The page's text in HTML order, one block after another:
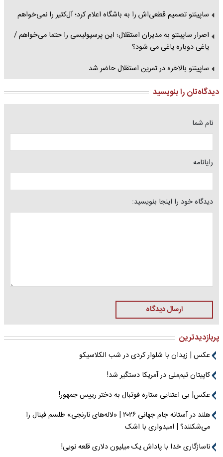
ساپینتو تصمیم قطعی‌‌اش را به باشگاه اعلام کرد؛ آل‌کثیر را نمی‌خواهم
اصرار ساپینتو به مدیران استقلال؛ این پرسپولیسی را حتما می‌خواهم /
یاغی دوباره یاغی می شود؟
ساپینتو بالاخره در تمرین استقلال حاضر شد
دیدگاه‌تان را بنویسید
نام شما
رایانامه
دیدگاه خود را اینجا بنویسید:
ارسال دیدگاه
پربازدیدترین
عکس | زیدان با شلوار کردی در شب الکلاسیکو
کاپیتان تیم‌ملی در آمریکا دستگیر شد!
عکس| بی اعتنایی ستاره فوتبال به دختر رییس جمهور!
هلند در آستانه جام جهانی ۲۰۲۶ | «لاله‌های نارنجی» طلسم فینال را
می‌شکنند؟ | امیدواری با اشک
ناسازگاری خدا با پاداش یک میلیون دلاری قلعه نویی!